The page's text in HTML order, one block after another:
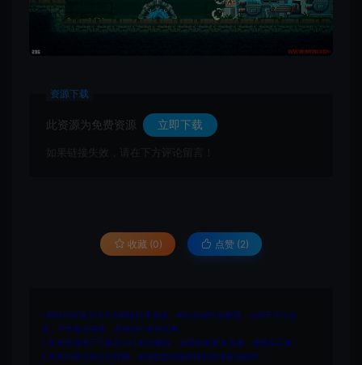
资源下载
此资源为免费资源 立即下载
如果链接失效，请在下方评论留言！
收藏 (0) 点赞 (2)
1.网站内所有文件均为网络共享资源，本站仅做打包整理。仅用于学习交
流，严禁商业用途，否则自行承担后果。
2.所有资源请于下载后24小时内删除。如需体验更多乐趣，请购买正版！
3.所有内容均来自互联网。如侵犯您的版权或利益请发送邮件：